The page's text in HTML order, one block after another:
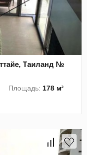
Таиланд №
Площадь:178 м²